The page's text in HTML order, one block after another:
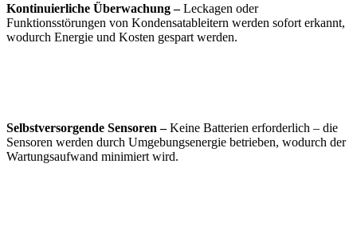
Kontinuierliche Überwachung –Leckagen oder
Funktionsstörungen von Kondensatableitern werden sofort erkannt,
wodurch Energie und Kosten gespart werden.
Selbstversorgende Sensoren –Keine Batterien erforderlich – die
Sensoren werden durch Umgebungsenergie betrieben, wodurch der
Wartungsaufwand minimiert wird.